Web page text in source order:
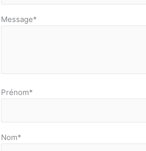
Message*
Prénom*
Nom*